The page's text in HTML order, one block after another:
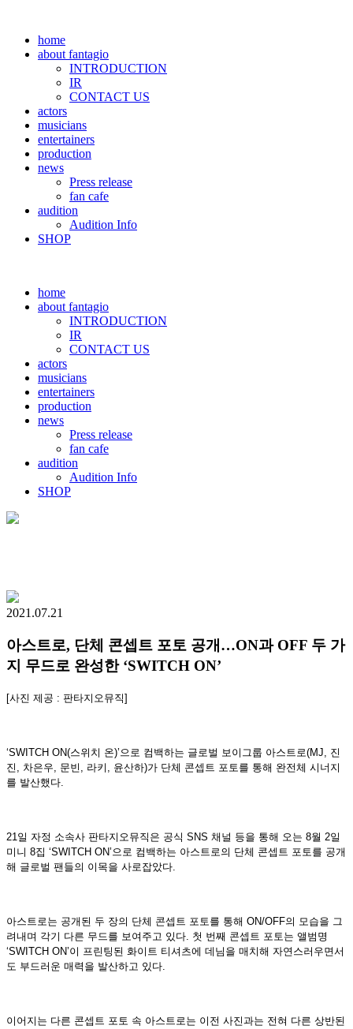
home
about fantagio
INTRODUCTION
IR
CONTACT US
actors
musicians
entertainers
production
news
Press release
fan cafe
audition
Audition Info
SHOP
home
about fantagio
INTRODUCTION
IR
CONTACT US
actors
musicians
entertainers
production
news
Press release
fan cafe
audition
Audition Info
SHOP
2021.07.21
아스트로, 단체 콘셉트 포토 공개…ON과 OFF 두 가
지 무드로 완성한 ‘SWITCH ON’
[사진 제공 : 판타지오뮤직]
‘SWITCH ON(스위치 온)’으로 컴백하는 글로벌 보이그룹 아스트로(MJ, 진
진, 차은우, 문빈, 라키, 윤산하)가 단체 콘셉트 포토를 통해 완전체 시너지
를 발산했다.
21일 자정 소속사 판타지오뮤직은 공식 SNS 채널 등을 통해 오는 8월 2일
미니 8집 ‘SWITCH ON’으로 컴백하는 아스트로의 단체 콘셉트 포토를 공개
해 글로벌 팬들의 이목을 사로잡았다.
아스트로는 공개된 두 장의 단체 콘셉트 포토를 통해 ON/OFF의 모습을 그
려내며 각기 다른 무드를 보여주고 있다. 첫 번째 콘셉트 포토는 앨범명
‘SWITCH ON’이 프린팅된 화이트 티셔츠에 데님을 매치해 자연스러우면서
도 부드러운 매력을 발산하고 있다.
이어지는 다른 콘셉트 포토 속 아스트로는 이전 사진과는 전혀 다른 상반된